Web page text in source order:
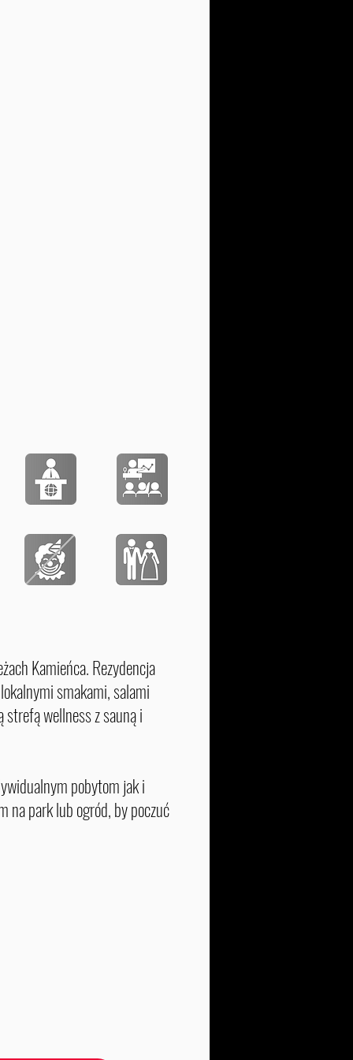
Kamieńca. Rezydencja
smakami, salami
wellness z sauną i
pobytom jak i
na park lub ogród, by poczuć